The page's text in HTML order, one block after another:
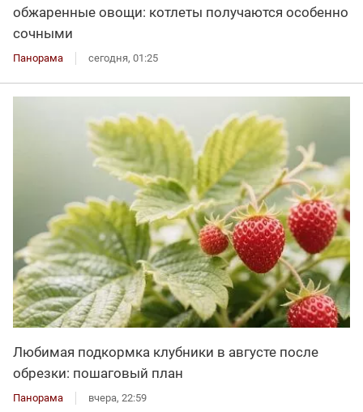
обжаренные овощи: котлеты получаются особенно
сочными
Панорама сегодня, 01:25
Любимая подкормка клубники в августе после
обрезки: пошаговый план
Панорама вчера, 22:59